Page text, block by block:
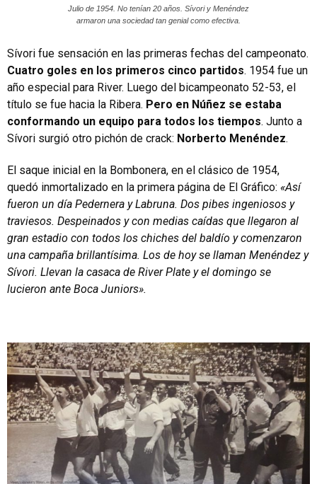
Julio de 1954. No tenían 20 años. Sívori y Menéndez
armaron una sociedad tan genial como efectiva.
Sívori fue sensación en las primeras fechas del campeonato.
Cuatro goles en los primeros cinco partidos. 1954 fue un
año especial para River. Luego del bicampeonato 52-53, el
título se fue hacia la Ribera. Pero en Núñez se estaba
conformando un equipo para todos los tiempos. Junto a
Sívori surgió otro pichón de crack: Norberto Menéndez.
El saque inicial en la Bombonera, en el clásico de 1954,
quedó inmortalizado en la primera página de El Gráfico: «Así
fueron un día Pedernera y Labruna. Dos pibes ingeniosos y
traviesos. Despeinados y con medias caídas que llegaron al
gran estadio con todos los chiches del baldío y comenzaron
una campaña brillantísima. Los de hoy se llaman Menéndez y
Sívori. Llevan la casaca de River Plate y el domingo se
lucieron ante Boca Juniors».